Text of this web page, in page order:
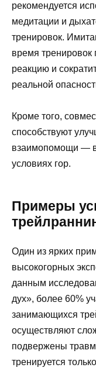
рекомендуется
медитации и
тренировок.
время тренировок
реакцию и
реальной
Кроме того,
способствуют
взаимопомощи —
условиях гор.
Примеры
Один из ярких
высокогорных
данным
дух», более 60%
занимающихся
осуществляют
подвержены
тренируется